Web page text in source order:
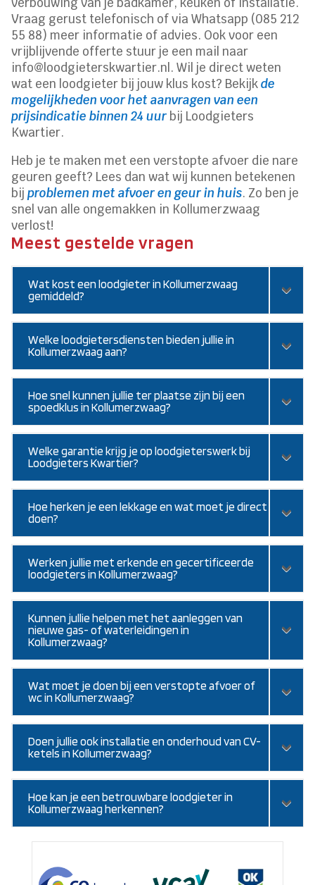
Vraag gerust telefonisch of via Whatsapp (085 212
55 88) meer informatie of advies. Ook voor een
vrijblijvende offerte stuur je een mail naar
info@loodgieterskwartier.nl. Wil je direct weten
wat een loodgieter bij jouw klus kost? Bekijkde
mogelijkheden voor het aanvragen van een
prijsindicatie binnen 24 uurbij Loodgieters
Kwartier.
Heb je te maken met een verstopte afvoer die nare
geuren geeft? Lees dan wat wij kunnen betekenen
bijproblemen met afvoer en geur in huis. Zo ben je
snel van alle ongemakken in Kollumerzwaag
verlost!
Meest gestelde vragen
Wat kost een loodgieter in Kollumerzwaag
gemiddeld?
Welke loodgietersdiensten bieden jullie in
Kollumerzwaag aan?
Hoe snel kunnen jullie ter plaatse zijn bij een
spoedklus in Kollumerzwaag?
Welke garantie krijg je op loodgieterswerk bij
Loodgieters Kwartier?
Hoe herken je een lekkage en wat moet je direct
doen?
Werken jullie met erkende en gecertificeerde
loodgieters in Kollumerzwaag?
Kunnen jullie helpen met het aanleggen van
nieuwe gas- of waterleidingen in
Kollumerzwaag?
Wat moet je doen bij een verstopte afvoer of
wc in Kollumerzwaag?
Doen jullie ook installatie en onderhoud van CV-
ketels in Kollumerzwaag?
Hoe kan je een betrouwbare loodgieter in
Kollumerzwaag herkennen?